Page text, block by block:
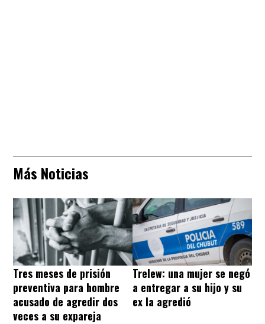
Más Noticias
Tres meses de prisión
preventiva para hombre
acusado de agredir dos
veces a su expareja
Trelew: una mujer se negó
a entregar a su hijo y su
ex la agredió